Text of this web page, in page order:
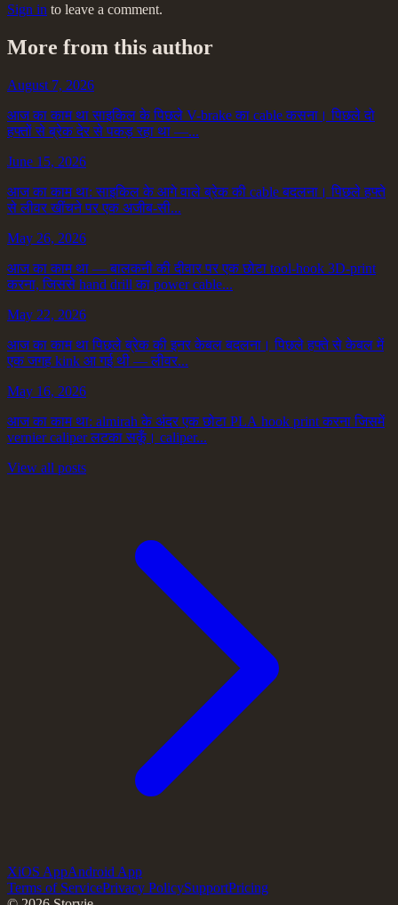
Sign in to leave a comment.
More from this author
August 7, 2026
आज का काम था साइकिल के पिछले V-brake का cable कसना। पिछले दो
हफ्तों से ब्रेक देर से पकड़ रहा था —...
June 15, 2026
आज का काम था: साइकिल के आगे वाले ब्रेक की cable बदलना। पिछले हफ्ते
से लीवर खींचने पर एक अजीब-सी...
May 26, 2026
आज का काम था — बालकनी की दीवार पर एक छोटा tool-hook 3D-print
करना, जिससे hand drill का power cable...
May 22, 2026
आज का काम था पिछले ब्रेक की इनर केबल बदलना। पिछले हफ्ते से केबल में
एक जगह kink आ गई थी — लीवर...
May 16, 2026
आज का काम था: almirah के अंदर एक छोटा PLA hook print करना जिसमें
vernier caliper लटका सकूँ। caliper...
View all posts
XiOS AppAndroid App
Terms of ServicePrivacy PolicySupportPricing